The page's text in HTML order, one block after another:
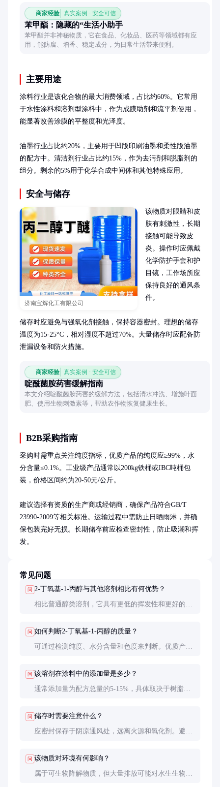
商家经验 真实案例 · 安全可信
苯甲酯：隐藏的“生活小助手
苯甲酯并非神秘物质，它在食品、化妆品、医药等领域都有应
用，能防腐、增香、稳定成分，为日常生活带来便利。
主要用途
涂料行业是该化合物的最大消费领域，占比约60%。它常用
于水性涂料和溶剂型涂料中，作为成膜助剂和流平剂使用，
能显著改善涂膜的平整度和光泽度。
油墨行业占比约20%，主要用于凹版印刷油墨和柔性版油墨
的配方中。清洁剂行业占比约15%，作为去污剂和脱脂剂的
组分。剩余的5%用于化学合成中间体和其他特殊应用。
安全与储存
济南宝辉化工有限公司
该物质对眼睛和皮
肤有刺激性，长期
接触可能导致皮
炎。操作时应佩戴
化学防护手套和护
目镜，工作场所应
保持良好的通风条
件。
储存时应避免与强氧化剂接触，保持容器密封。理想的储存
温度为15-25°C，相对湿度不超过70%。大量储存时应配备防
泄漏设备和防火措施。
商家经验 真实案例 · 安全可信
啶酰菌胺药害缓解指南
本文介绍啶酰菌胺药害的缓解方法，包括清水冲洗、增施叶面
肥、使用生物刺激素等，帮助农作物恢复健康生长。
B2B采购指南
采购时需重点关注纯度指标，优质产品的纯度应≥99%，水
分含量≤0.1%。工业级产品通常以200kg铁桶或IBC吨桶包
装，价格区间约为20-50元/公斤。
建议选择有资质的生产商或经销商，确保产品符合GB/T
23990-2009等相关标准。运输过程中需防止日晒雨淋，并确
保包装完好无损。长期储存前应检查密封性，防止吸潮和挥
发。
常见问题
问 2-丁氧基-1-丙醇与其他溶剂相比有何优势？
相比普通醇类溶剂，它具有更低的挥发性和更好的树
问 如何判断2-丁氧基-1-丙醇的质量？
可通过检测纯度、水分含量和色度来判断。优质产品
问 该溶剂在涂料中的添加量是多少？
通常添加量为配方总量的5-15%，具体取决于树脂类
问 储存时需要注意什么？
应密封保存于阴凉通风处，远离火源和氧化剂。避免
问 该物质对环境有何影响？
属于可生物降解物质，但大量排放可能对水生生物造